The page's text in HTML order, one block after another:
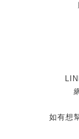
如有想